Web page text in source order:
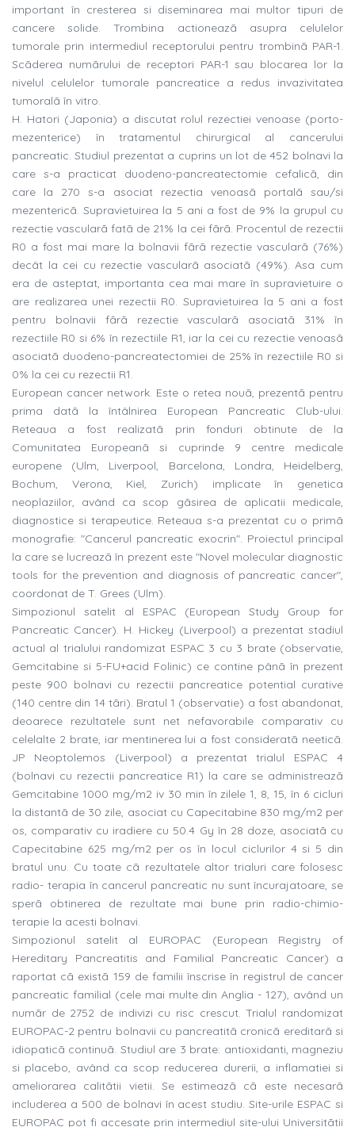
important în cresterea si diseminarea mai multor tipuri de
cancere solide. Trombina actioneazã asupra celulelor
tumorale prin intermediul receptorului pentru trombinã PAR-1.
Scãderea numãrului de receptori PAR-1 sau blocarea lor la
nivelul celulelor tumorale pancreatice a redus invazivitatea
tumoralã în vitro.
H. Hatori (Japonia) a discutat rolul rezectiei venoase (porto-
mezenterice) în tratamentul chirurgical al cancerului
pancreatic. Studiul prezentat a cuprins un lot de 452 bolnavi la
care s-a practicat duodeno-pancreatectomie cefalicã, din
care la 270 s-a asociat rezectia venoasã portalã sau/si
mezentericã. Supravietuirea la 5 ani a fost de 9% la grupul cu
rezectie vascularã fatã de 21% la cei fãrã. Procentul de rezectii
R0 a fost mai mare la bolnavii fãrã rezectie vascularã (76%)
decât la cei cu rezectie vascularã asociatã (49%). Asa cum
era de asteptat, importanta cea mai mare în supravietuire o
are realizarea unei rezectii R0. Supravietuirea la 5 ani a fost
pentru bolnavii fãrã rezectie vascularã asociatã 31% în
rezectiile R0 si 6% în rezectiile R1, iar la cei cu rezectie venoasã
asociatã duodeno-pancreatectomiei de 25% în rezectiile R0 si
0% la cei cu rezectii R1.
European cancer network. Este o retea nouã, prezentã pentru
prima datã la întâlnirea European Pancreatic Club-ului.
Reteaua a fost realizatã prin fonduri obtinute de la
Comunitatea Europeanã si cuprinde 9 centre medicale
europene (Ulm, Liverpool, Barcelona, Londra, Heidelberg,
Bochum, Verona, Kiel, Zurich) implicate în genetica
neoplaziilor, având ca scop gãsirea de aplicatii medicale,
diagnostice si terapeutice. Reteaua s-a prezentat cu o primã
monografie: "Cancerul pancreatic exocrin". Proiectul principal
la care se lucreazã în prezent este "Novel molecular diagnostic
tools for the prevention and diagnosis of pancreatic cancer",
coordonat de T. Grees (Ulm).
Simpozionul satelit al ESPAC (European Study Group for
Pancreatic Cancer). H. Hickey (Liverpool) a prezentat stadiul
actual al trialului randomizat ESPAC 3 cu 3 brate (observatie,
Gemcitabine si 5-FU+acid Folinic) ce contine pânã în prezent
peste 900 bolnavi cu rezectii pancreatice potential curative
(140 centre din 14 tãri). Bratul 1 (observatie) a fost abandonat,
deoarece rezultatele sunt net nefavorabile comparativ cu
celelalte 2 brate, iar mentinerea lui a fost consideratã neeticã.
JP Neoptolemos (Liverpool) a prezentat trialul ESPAC 4
(bolnavi cu rezectii pancreatice R1) la care se administreazã
Gemcitabine 1000 mg/m2 iv 30 min în zilele 1, 8, 15, în 6 cicluri
la distantã de 30 zile, asociat cu Capecitabine 830 mg/m2 per
os, comparativ cu iradiere cu 50.4 Gy în 28 doze, asociatã cu
Capecitabine 625 mg/m2 per os în locul ciclurilor 4 si 5 din
bratul unu. Cu toate cã rezultatele altor trialuri care folosesc
radio- terapia în cancerul pancreatic nu sunt încurajatoare, se
sperã obtinerea de rezultate mai bune prin radio-chimio-
terapie la acesti bolnavi.
Simpozionul satelit al EUROPAC (European Registry of
Hereditary Pancreatitis and Familial Pancreatic Cancer) a
raportat cã existã 159 de familii înscrise în registrul de cancer
pancreatic familial (cele mai multe din Anglia - 127), având un
numãr de 2752 de indivizi cu risc crescut. Trialul randomizat
EUROPAC-2 pentru bolnavii cu pancreatitã cronicã ereditarã si
idiopaticã continuã. Studiul are 3 brate: antioxidanti, magneziu
si placebo, având ca scop reducerea durerii, a inflamatiei si
ameliorarea calitãtii vietii. Se estimeazã cã este necesarã
includerea a 500 de bolnavi în acest studiu. Site-urile ESPAC si
EUROPAC pot fi accesate prin intermediul site-ului Universitãtii